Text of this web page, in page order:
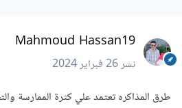
Mahmoud Hassan19
نشر26 فبراير 2024
طرق المذاكره تعتمد علي كثرة الممارسة